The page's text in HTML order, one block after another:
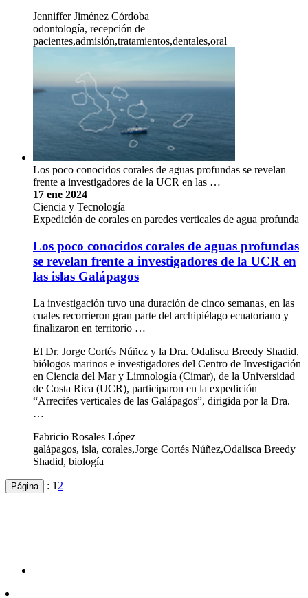
Jenniffer Jiménez Córdoba
odontología, recepción de
pacientes,admisión,tratamientos,dentales,oral
Los poco conocidos corales de aguas profundas se revelan
frente a investigadores de la UCR en las …
17 ene 2024
Ciencia y Tecnología
Expedición de corales en paredes verticales de agua profunda
Los poco conocidos corales de aguas profundas
se revelan frente a investigadores de la UCR en
las islas Galápagos
La investigación tuvo una duración de cinco semanas, en las
cuales recorrieron gran parte del archipiélago ecuatoriano y
finalizaron en territorio …
El Dr. Jorge Cortés Núñez y la Dra. Odalisca Breedy Shadid,
biólogos marinos e investigadores del Centro de Investigación
en Ciencia del Mar y Limnología (Cimar), de la Universidad
de Costa Rica (UCR), participaron en la expedición
“Arrecifes verticales de las Galápagos”, dirigida por la Dra.
…
Fabricio Rosales López
galápagos, isla, corales,Jorge Cortés Núñez,Odalisca Breedy
Shadid, biología
Página : 1 2